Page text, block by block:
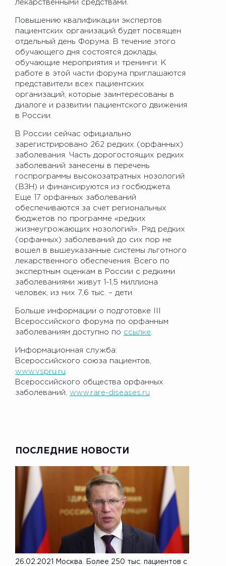
лекарственными средствами.
Повышению квалификации экспертов
пациентских организаций будет посвящен
отдельный день Форума. В течение этого
обучающего дня состоятся доклады,
обучающие мероприятия и тренинги. К
работе в этой части форума приглашаются
представители всех пациентских
организаций, которые заинтересованы в
диалоге и развитии пациентского движения
в России.
В России сейчас официально
зарегистрировано 262 редких (орфанных)
заболевания. Часть дорогостоящих редких
заболеваний занесены в перечень
госпрограммы высокозатратных нозологий
(ВЗН) и финансируются из госбюджета.
Еще 17 орфанных заболеваний
обеспечиваются за счет региональных
бюджетов по программе «редких
жизнеугрожающих нозологий». Ряд редких
(орфанных) заболеваний до сих пор не
вошел в вышеуказанные системы льготного
лекарственного обеспечения. Всего по
экспертным оценкам в России с редкими
заболеваниями живут 1-1,5 миллиона
человек, из них 7,6 тыс. – дети.
Больше информации о подготовке III
Всероссийского форума по орфанным
заболеваниям доступно по ссылке
Информационная служба:
Всероссийского союза пациентов,
www.vspru.ru
Всероссийского общества орфанных
заболеваний, www.rare-diseases.ru
ПОСЛЕДНИЕ НОВОСТИ
26.02.2021 Москва. Более 250 тыс. пациентов с